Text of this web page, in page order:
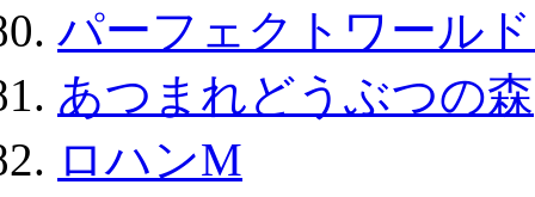
パーフェクトワール
あつまれどうぶつの森
ロハンM